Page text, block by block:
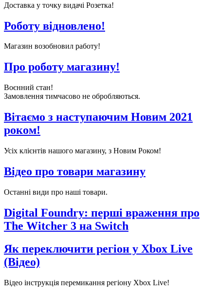
Доставка у точку видачі Розетка!
Роботу відновлено!
Магазин возобновил работу!
Про роботу магазину!
Воєнний стан!
Замовлення тимчасово не обробляються.
Вітаємо з наступаючим Новим 2021
роком!
Усіх клієнтів нашого магазину, з Новим Роком!
Відео про товари магазину
Останні види про наші товари.
Digital Foundry: перші враження про
The Witcher 3 на Switch
Як переключити регіон у Xbox Live
(Відео)
Відео інструкція перемикання регіону Xbox Live!